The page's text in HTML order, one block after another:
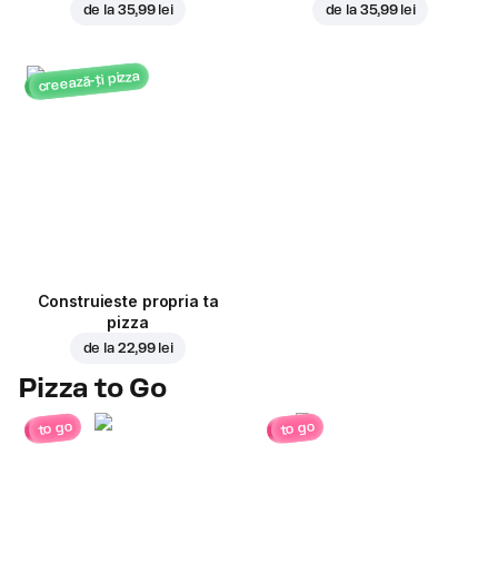
de la 35,99 lei de la 35,99 lei
creează-ți pizza
Construieste propria ta
pizza
de la 22,99 lei
Pizza to Go
to go to go